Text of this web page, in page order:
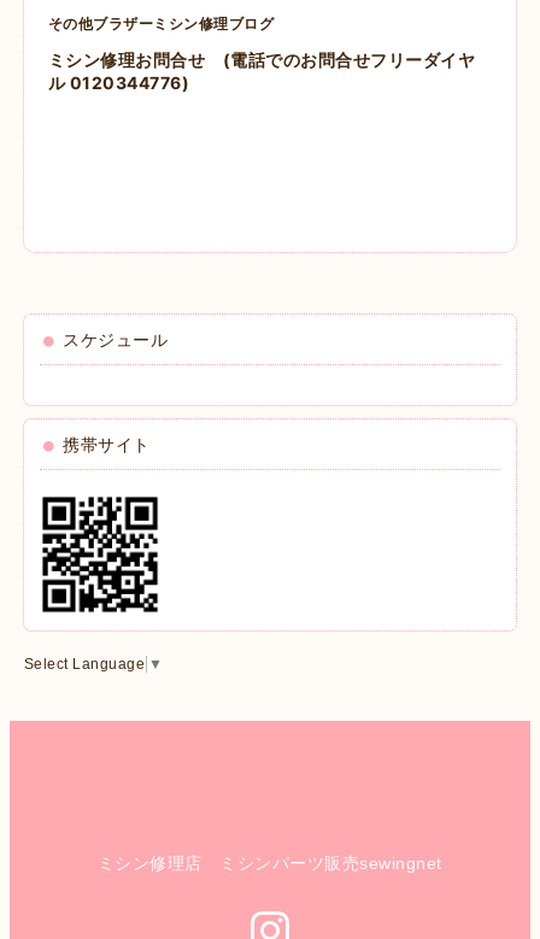
その他ブラザーミシン修理ブログ
ミシン修理お問合せ
(電話でのお問合せフリーダイヤ
ル 0120344776)
スケジュール
携帯サイト
Select Language ▼
ミシン修理店 ミシンパーツ販売sewingnet